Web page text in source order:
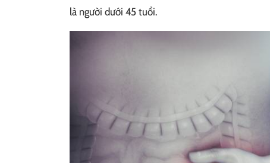
là người dưới 45 tuổi.